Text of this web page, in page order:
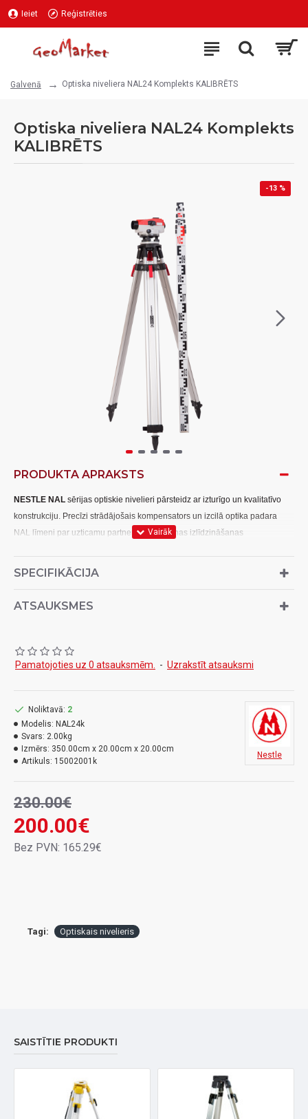
Ieiet Reģistrēties
Galvenā Optiska niveliera NAL24 Komplekts KALIBRĒTS
Optiska niveliera NAL24 Komplekts
KALIBRĒTS
-13 %
PRODUKTA APRAKSTS
NESTLE NAL sērijas optiskie nivelieri pārsteidz ar izturīgo un kvalitatīvo
konstrukciju. Precīzi strādājošais kompensators un izcilā optika padara
NAL līmeni par uzticamu partneri jūsu ikdienas izlīdzināšanas
Statīvs;
5m nivelēšanas lata.
Augstuma starpības noteikšana starp vairākiem punktiem;
Optiskā attāluma mērīšana, izmantojot divas attāluma līnijas;
Noteikt paaugstinājumu;
Žogu un citu objektu ierīkošanai
SPECIFIKĀCIJA
ATSAUKSMES
Pamatojoties uz 0 atsauksmēm. - Uzrakstīt atsauksmi
200.00€
230.00€
Bez PVN: 165.29€
Noliktavā: 2
Modelis: NAL24k
Svars: 2.00kg
Izmērs: 350.00cm x 20.00cm x 20.00cm
Artikuls: 15002001k
Nestle
Tagi: Optiskais nivelieris
SAISTĪTIE PRODUKTI